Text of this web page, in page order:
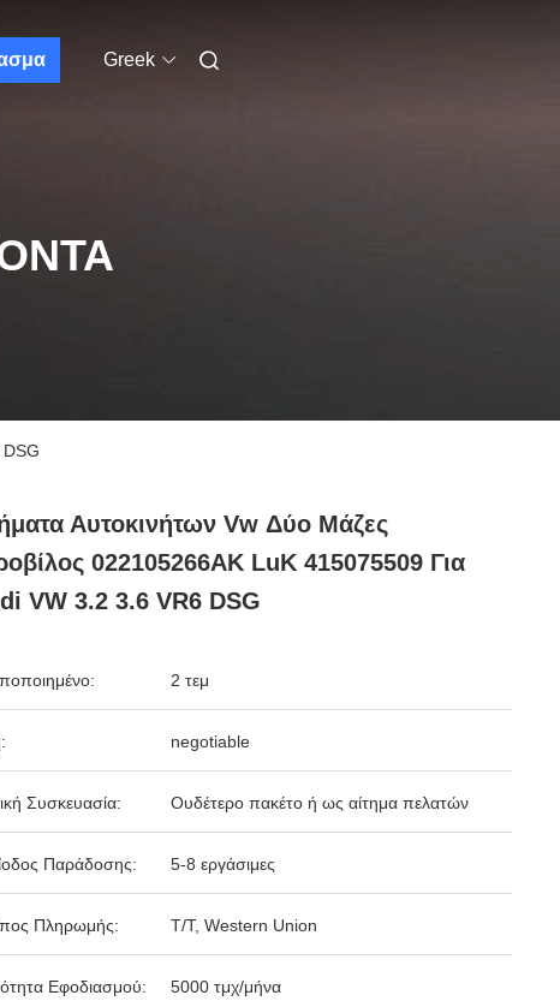
Greek
Αυτοκινήτων Vw Δύο Μάζες
022105266AK LuK 415075509 Για
VW 3.2 3.6 VR6 DSG
2 τεμ
negotiable
Συσκευασία: Ουδέτερο πακέτο ή ως αίτημα πελατών
Παράδοσης: 5-8 εργάσιμες
Πληρωμής: T/T, Western Union
Εφοδιασμού: 5000 τμχ/μήνα